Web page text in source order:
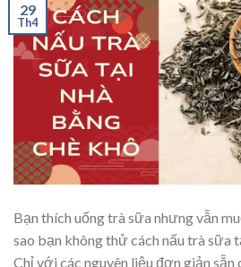
29
Th4
Bạn thích uống trà sữa nhưng vẫn
sao bạn không thử cách nấu trà sữa
Chỉ với các nguyên liệu đơn giản sẵn